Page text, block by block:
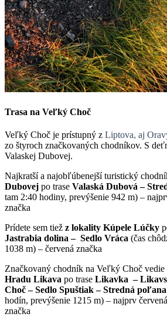
Trasa na Veľký Choč
Veľký Choč je prístupný z Liptova, aj
zo štyroch značkovaných chodníkov. S
Valaskej Dubovej.
Najkratší a najobľúbenejší turistický
Dubovej po trase Valaská Dubová –
tam 2:40 hodiny, prevýšenie 942 m) –
značka
Prídete sem tiež z lokality Kúpele Lúčky
Jastrabia dolina – Sedlo Vráca (čas
1038 m) – červená značka
Značkovaný chodník na Veľký Choč vedie
Hradu Likava po trase Likavka –
Choč – Sedlo Spuštiak – Stredná poľana
hodín, prevýšenie 1215 m) – najprv
značka